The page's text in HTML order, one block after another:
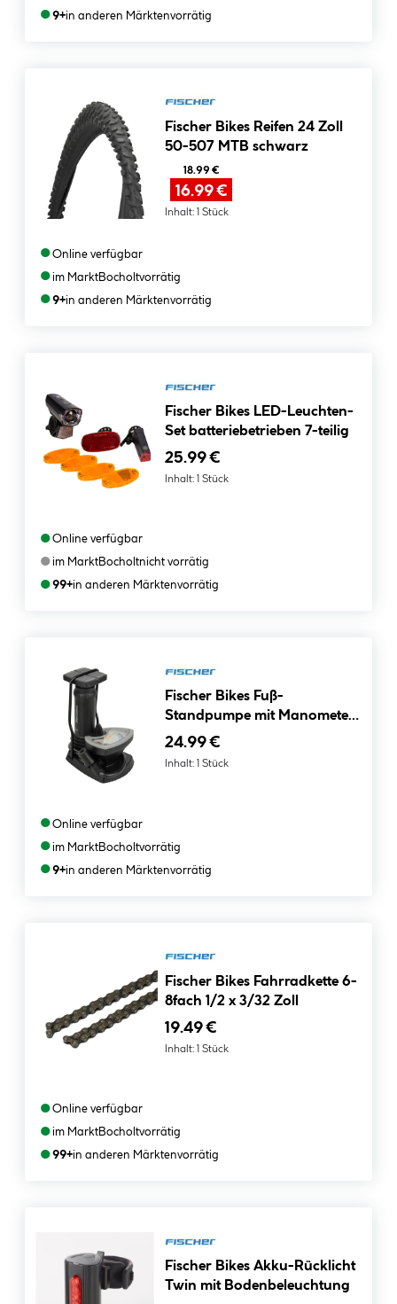
●9+in anderen Märktenvorrätig
Fischer Bikes Reifen 24 Zoll
50-507 MTB schwarz
18.99 €
16.99 €
Inhalt: 1 Stück
●Online verfügbar
●im MarktBocholtvorrätig
●9+in anderen Märktenvorrätig
Fischer Bikes LED-Leuchten-
Set batteriebetrieben 7-teilig
25.99 €
Inhalt: 1 Stück
●Online verfügbar
●im MarktBocholtnicht vorrätig
●99+in anderen Märktenvorrätig
Fischer Bikes Fuß-
Standpumpe mit Manometer
und Adapter schwarz
24.99 €
Inhalt: 1 Stück
●Online verfügbar
●im MarktBocholtvorrätig
●9+in anderen Märktenvorrätig
Fischer Bikes Fahrradkette 6-
8fach 1/2 x 3/32 Zoll
19.49 €
Inhalt: 1 Stück
●Online verfügbar
●im MarktBocholtvorrätig
●99+in anderen Märktenvorrätig
Fischer Bikes Akku-Rücklicht
Twin mit Bodenbeleuchtung